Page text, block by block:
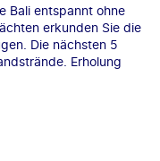
Bali entspannt ohne
erkunden Sie die
Die nächsten 5
Erholung